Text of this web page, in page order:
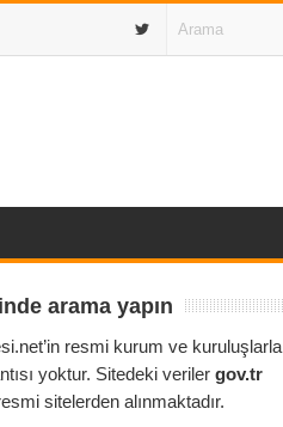
arama yapın
resmi kurum ve kuruluşlarla
yoktur. Sitedeki veriler gov.tr
sitelerden alınmaktadır.